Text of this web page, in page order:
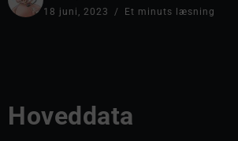
18 juni, 2023 Et minuts læsning
Hoveddata